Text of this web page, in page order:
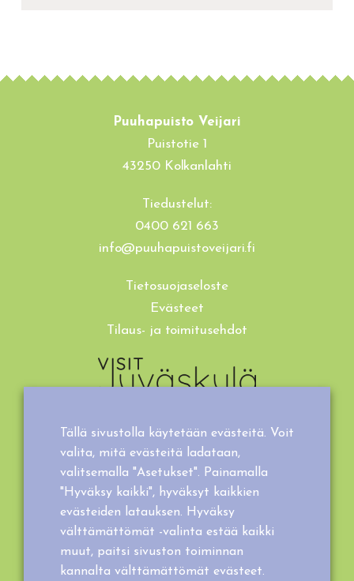
Puuhapuisto Veijari
Puistotie 1
43250 Kolkanlahti
Tiedustelut:
0400 621 663
info@puuhapuistoveijari.fi
Tietosuojaseloste
Evästeet
Tilaus- ja toimitusehdot
Tällä sivustolla käytetään evästeitä. Voit
valita, mitä evästeitä ladataan,
valitsemalla "Asetukset". Painamalla
"Hyväksy kaikki", hyväksyt kaikkien
evästeiden latauksen. Hyväksy
välttämättömät -valinta estää kaikki
muut, paitsi sivuston toiminnan
kannalta välttämättömät evästeet.